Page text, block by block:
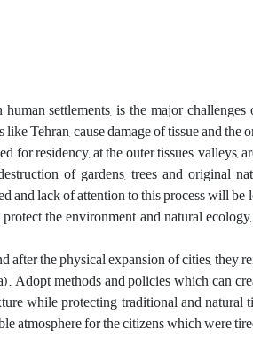
settlements, is the major
Tehran, cause damage of tissue and
for residency, at the outer tissues, valleys,
of gardens, trees and original
lack of attention to this process will
the environment and natural
after the physical expansion of cities, they
Adopt methods and policies which can
while protecting traditional and
atmosphere for the citizens which were